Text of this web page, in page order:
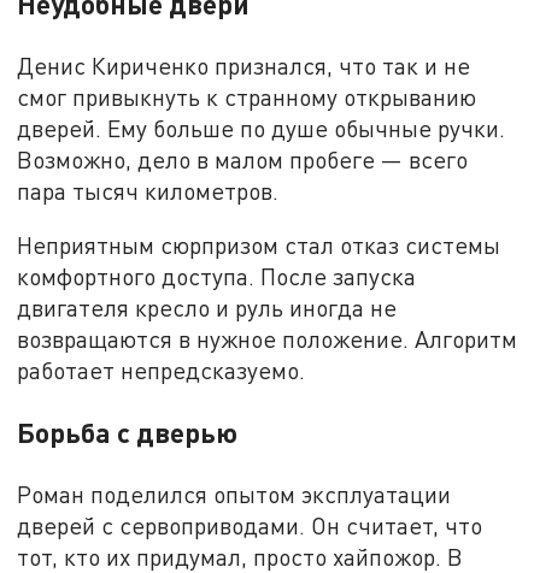
Денис Кириченко признался, что так и не
смог привыкнуть к странному открыванию
дверей. Ему больше по душе обычные ручки.
Возможно, дело в малом пробеге — всего
пара тысяч километров.
Неприятным сюрпризом стал отказ системы
комфортного доступа. После запуска
двигателя кресло и руль иногда не
возвращаются в нужное положение. Алгоритм
работает непредсказуемо.
Борьба с дверью
Роман поделился опытом эксплуатации
дверей с сервоприводами. Он считает, что
тот, кто их придумал, просто хайпожор. В